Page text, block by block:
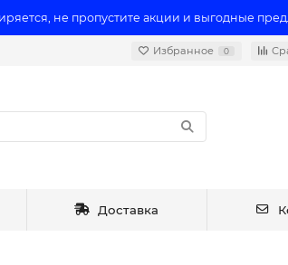
не пропустите акции и выгодные
Избранное 0
Доставка